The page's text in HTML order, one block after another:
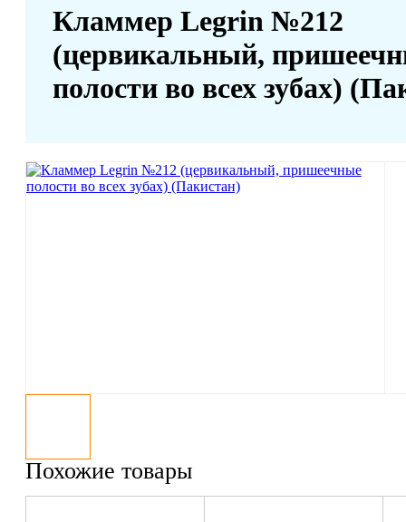
Кламмер Legrin №212
(цервикальный,
полости во всех зубах)
Похожие товары